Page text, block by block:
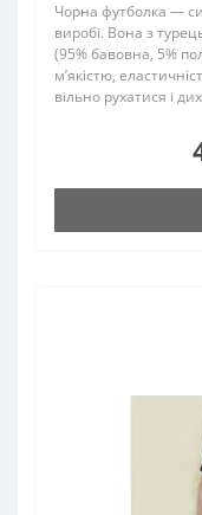
Чорна футболка —
виробі. Вона з
(95% бавовна, 5%
м’якістю,
вільно рухатися і